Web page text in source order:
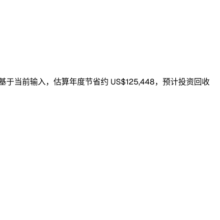
当前输入，估算年度节省约 US$125,448，预计投资回收